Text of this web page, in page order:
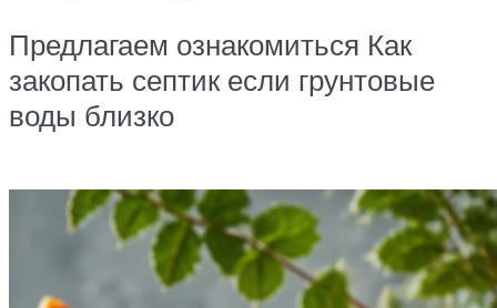
Предлагаем ознакомиться Как
закопать септик если грунтовые
воды близко